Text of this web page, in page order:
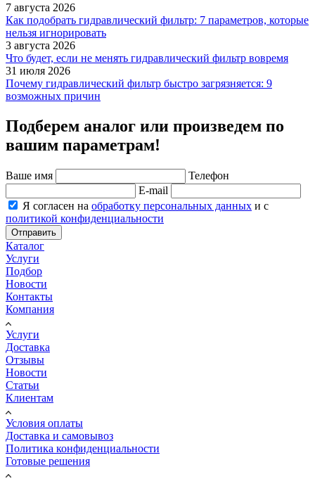
7 августа 2026
Как подобрать гидравлический фильтр: 7 параметров, которые
нельзя игнорировать
3 августа 2026
Что будет, если не менять гидравлический фильтр вовремя
31 июля 2026
Почему гидравлический фильтр быстро загрязняется: 9
возможных причин
Подберем аналог или произведем по
вашим параметрам!
Ваше имя
Телефон
E-mail
Я согласен на обработку персональных данных и с
политикой конфиденциальности
Отправить
Каталог
Услуги
Подбор
Новости
Контакты
Компания
Услуги
Доставка
Отзывы
Новости
Статьи
Клиентам
Условия оплаты
Доставка и самовывоз
Политика конфиденциальности
Готовые решения